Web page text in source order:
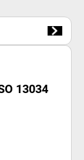
13034